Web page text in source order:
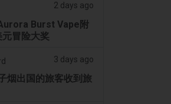
2 days ago
Burst Vape附
冒险大奖
3 days ago
烟出国的旅客收到旅